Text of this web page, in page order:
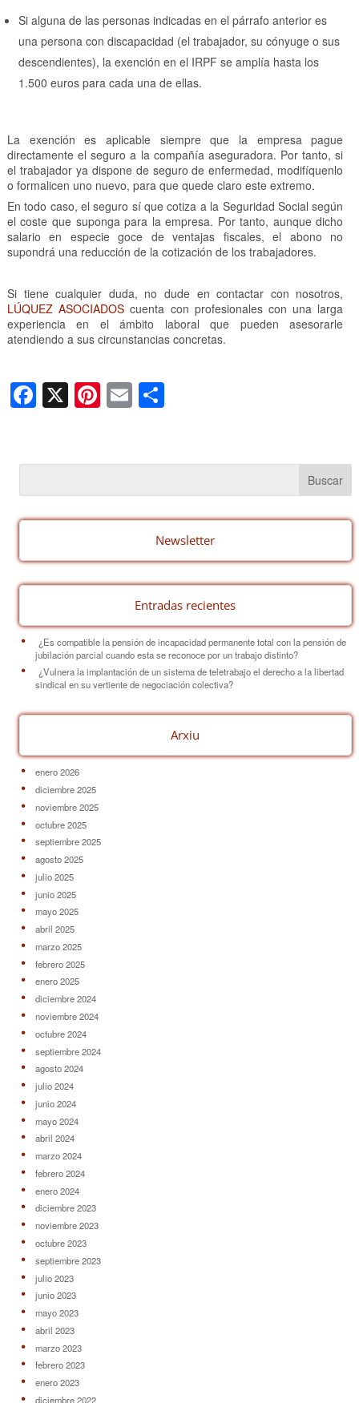
Si alguna de las personas indicadas en el párrafo anterior es
una persona con discapacidad (el trabajador, su cónyuge o sus
descendientes), la exención en el IRPF se amplía hasta los
1.500 euros para cada una de ellas.
La exención es aplicable siempre que la empresa pague
directamente el seguro a la compañía aseguradora. Por tanto, si
el trabajador ya dispone de seguro de enfermedad, modifíquenlo
o formalicen uno nuevo, para que quede claro este extremo.
En todo caso, el seguro sí que cotiza a la Seguridad Social según
el coste que suponga para la empresa. Por tanto, aunque dicho
salario en especie goce de ventajas fiscales, el abono no
supondrá una reducción de la cotización de los trabajadores.
Si tiene cualquier duda, no dude en contactar con nosotros,
LÚQUEZ ASOCIADOS cuenta con profesionales con una larga
experiencia en el ámbito laboral que pueden asesorarle
atendiendo a sus circunstancias concretas.
F
a
e
b
o
k
X Pi
nt
e
st
E
m
C
p
ar
tir
Newsletter
Entradas recientes
¿Es compatible la pensión de incapacidad permanente total con la pensión de
jubilación parcial cuando esta se reconoce por un trabajo distinto?
¿Vulnera la implantación de un sistema de teletrabajo el derecho a la libertad
sindical en su vertiente de negociación colectiva?
Arxiu
enero 2026
diciembre 2025
noviembre 2025
octubre 2025
septiembre 2025
agosto 2025
julio 2025
junio 2025
mayo 2025
abril 2025
marzo 2025
febrero 2025
enero 2025
diciembre 2024
noviembre 2024
octubre 2024
septiembre 2024
agosto 2024
julio 2024
junio 2024
mayo 2024
abril 2024
marzo 2024
febrero 2024
enero 2024
diciembre 2023
noviembre 2023
octubre 2023
septiembre 2023
julio 2023
junio 2023
mayo 2023
abril 2023
marzo 2023
febrero 2023
enero 2023
diciembre 2022